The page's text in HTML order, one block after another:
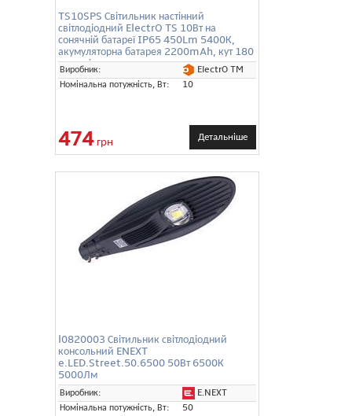
TS10SPS Світильник настінний
світлодіодний ElectrO TS 10Вт на
сонячній батареї IP65 450Lm 5400К,
акумуляторна батарея 2200mAh, кут 180
градусів
Виробник:
ElectrO TM
Номінальна потужність, Вт:
10
474грн Детальніше
l0820003 Світильник світлодіодний
консольний ENEXT
e.LED.Street.50.6500 50Вт 6500К
5000Лм
Виробник:
E.NEXT
Номінальна потужність, Вт:
50